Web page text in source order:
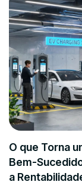
O que Torna
Bem-
a